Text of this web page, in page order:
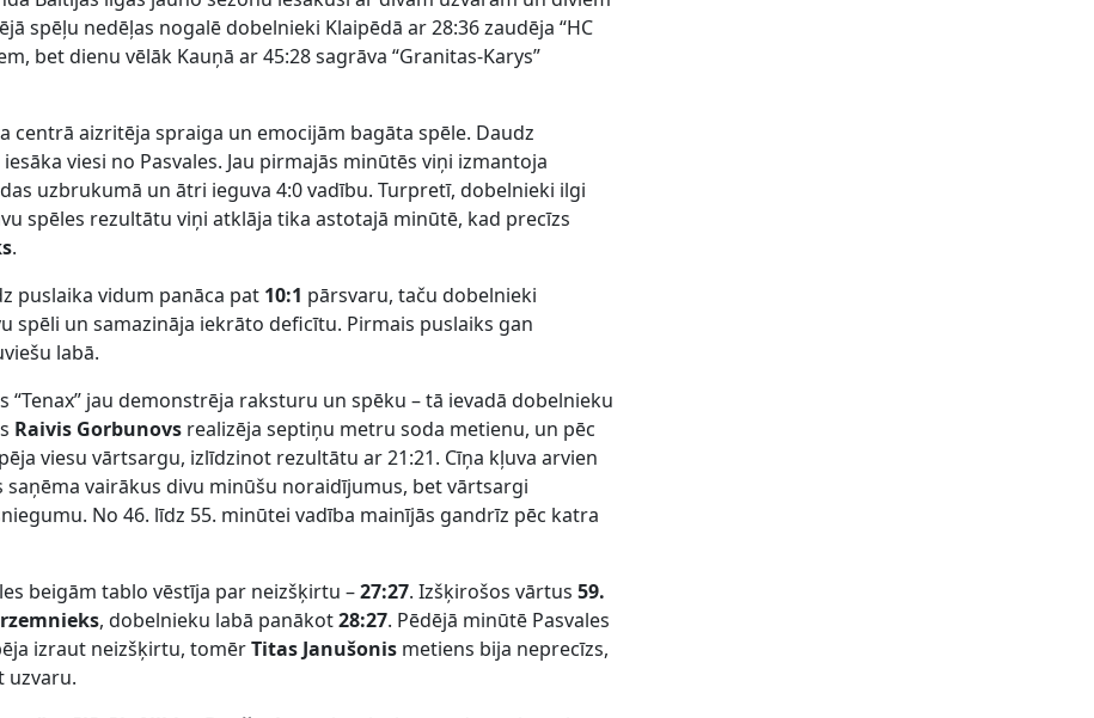
spēļu nedēļas nogalē dobelnieki Klaipēdā ar 28:36 zaudēja “HC
bet dienu vēlāk Kauņā ar 45:28 sagrāva “Granitas-Karys”
centrā aizritēja spraiga un emocijām bagāta spēle. Daudz
viesi no Pasvales. Jau pirmajās minūtēs viņi izmantoja
uzbrukumā un ātri ieguva 4:0 vadību. Turpretī, dobelnieki ilgi
spēles rezultātu viņi atklāja tika astotajā minūtē, kad precīzs
.
puslaika vidum panāca pat 10:1 pārsvaru, taču dobelnieki
spēli un samazināja iekrāto deficītu. Pirmais puslaiks gan
labā.
“Tenax” jau demonstrēja raksturu un spēku – tā ievadā dobelnieku
Raivis Gorbunovs realizēja septiņu metru soda metienu, un pēc
viesu vārtsargu, izlīdzinot rezultātu ar 21:21. Cīņa kļuva arvien
saņēma vairākus divu minūšu noraidījumus, bet vārtsargi
No 46. līdz 55. minūtei vadība mainījās gandrīz pēc katra
beigām tablo vēstīja par neizšķirtu –27:27. Izšķirošos vārtus59.
, dobelnieku labā panākot28:27. Pēdējā minūtē Pasvales
izraut neizšķirtu, tomērTitas Janušonis metiens bija neprecīzs,
uzvaru.